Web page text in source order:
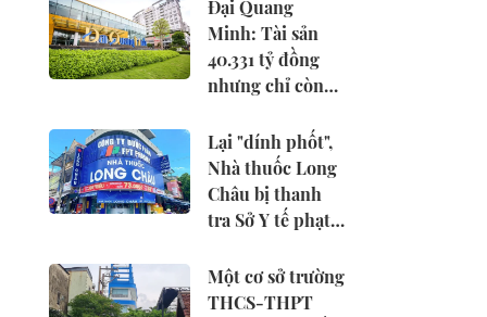
Đại Quang
Minh: Tài sản
40.331 tỷ đồng
nhưng chỉ còn
mặt
Lại "dính phốt",
Nhà thuốc Long
Châu bị thanh
tra Sở Y tế phạt
Một cơ sở trường
THCS-THPT